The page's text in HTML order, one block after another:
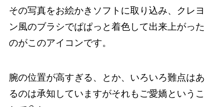
その写真をお絵かきソフトに取り込み、クレヨ
ン風のブラシでぱぱっと着色して出来上がった
のがこのアイコンです。
腕の位置が高すぎる、とか、いろいろ難点はあ
るのは承知していますがそれもご愛嬌というこ